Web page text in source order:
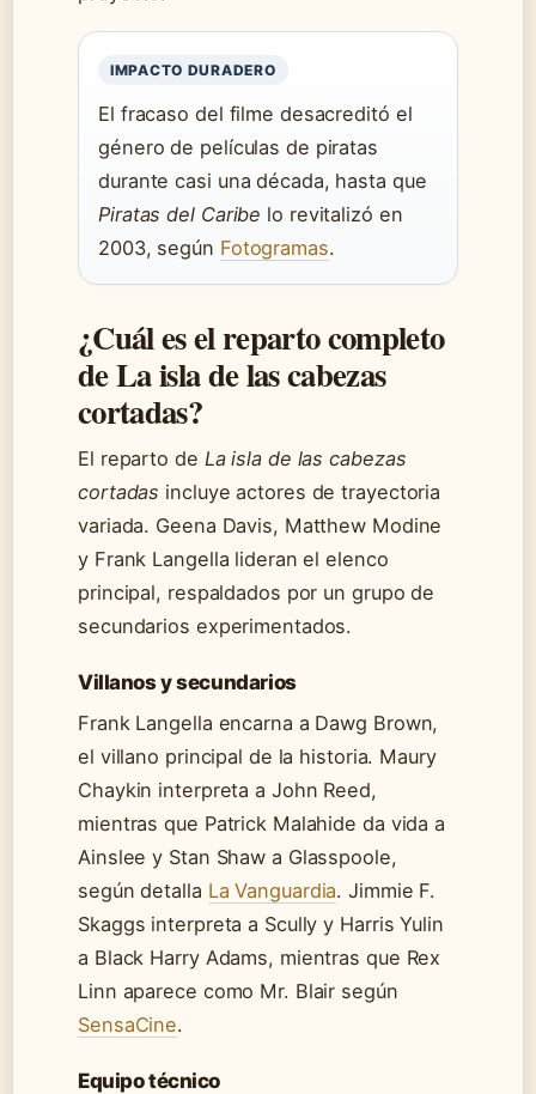
IMPACTO DURADERO
El fracaso del filme desacreditó el
género de películas de piratas
durante casi una década, hasta que
Piratas del Caribe lo revitalizó en
2003, según Fotogramas.
¿Cuál es el reparto completo
de La isla de las cabezas
cortadas?
El reparto de La isla de las cabezas
cortadas incluye actores de trayectoria
variada. Geena Davis, Matthew Modine
y Frank Langella lideran el elenco
principal, respaldados por un grupo de
secundarios experimentados.
Villanos y secundarios
Frank Langella encarna a Dawg Brown,
el villano principal de la historia. Maury
Chaykin interpreta a John Reed,
mientras que Patrick Malahide da vida a
Ainslee y Stan Shaw a Glasspoole,
según detalla La Vanguardia. Jimmie F.
Skaggs interpreta a Scully y Harris Yulin
a Black Harry Adams, mientras que Rex
Linn aparece como Mr. Blair según
SensaCine.
Equipo técnico